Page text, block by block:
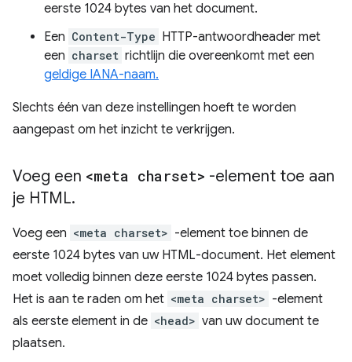
eerste 1024 bytes van het document.
Een Content-Type HTTP-antwoordheader met
een charset richtlijn die overeenkomt met een
geldige IANA-naam.
Slechts één van deze instellingen hoeft te worden
aangepast om het inzicht te verkrijgen.
Voeg een <meta charset> -element toe aan
je HTML.
Voeg een <meta charset> -element toe binnen de
eerste 1024 bytes van uw HTML-document. Het element
moet volledig binnen deze eerste 1024 bytes passen.
Het is aan te raden om het <meta charset> -element
als eerste element in de <head> van uw document te
plaatsen.